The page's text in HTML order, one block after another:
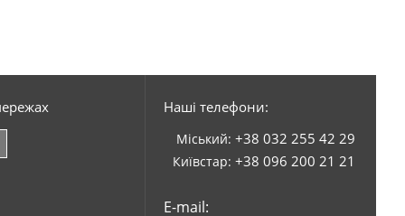
Наші телефони:
Міський: +38 032 255 42 29
Київстар: +38 096 200 21 21
E-mail: